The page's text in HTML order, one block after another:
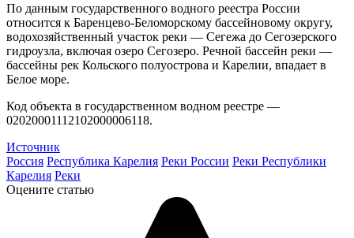
По данным государственного водного реестра России
относится к Баренцево-Беломорскому бассейновому округу,
водохозяйственный участок реки — Сегежа до Сегозерского
гидроузла, включая озеро Сегозеро. Речной бассейн реки —
бассейны рек Кольского полуострова и Карелии, впадает в
Белое море.
Код объекта в государственном водном реестре —
02020001112102000006118.
Источник
Россия Республика Карелия Реки России Реки Республики
Карелия Реки
Оцените статью